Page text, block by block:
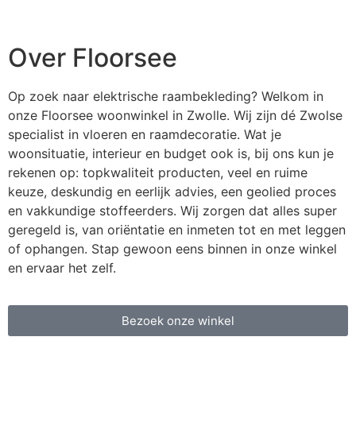
Over Floorsee
Op zoek naar elektrische raambekleding? Welkom in
onze Floorsee woonwinkel in Zwolle. Wij zijn dé Zwolse
specialist in vloeren en raamdecoratie. Wat je
woonsituatie, interieur en budget ook is, bij ons kun je
rekenen op: topkwaliteit producten, veel en ruime
keuze, deskundig en eerlijk advies, een geolied proces
en vakkundige stoffeerders. Wij zorgen dat alles super
geregeld is, van oriëntatie en inmeten tot en met leggen
of ophangen. Stap gewoon eens binnen in onze winkel
en ervaar het zelf.
Bezoek onze winkel